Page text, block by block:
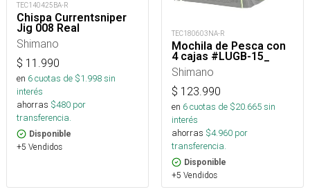
TEC140425BA-R
Chispa Currentsniper
Jig 008 Real
Shimano
$ 11.990
en 6cuotas de $1.998sin
interés
ahorras $480 por
transferencia.
Disponible
+5 Vendidos
TEC180603NA-R
Mochila de Pesca con
4 cajas #LUGB-15_
Shimano
$ 123.990
en 6cuotas de $20.665sin
interés
ahorras $4.960 por
transferencia.
Disponible
+5 Vendidos